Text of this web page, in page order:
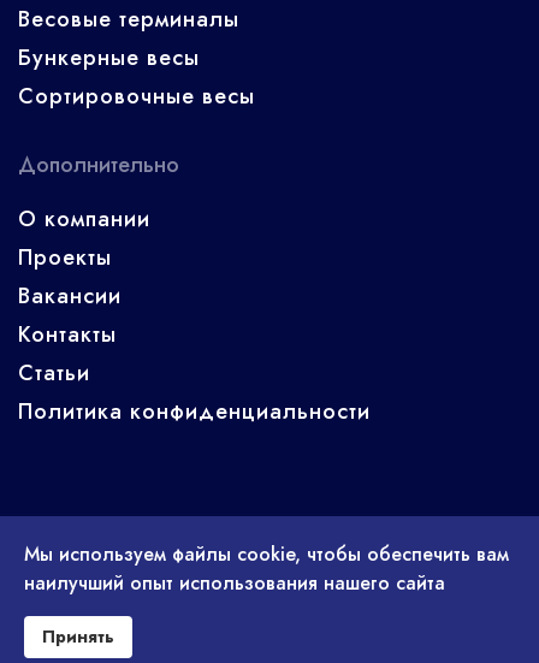
Весовые терминалы
Бункерные весы
Сортировочные весы
Дополнительно
О компании
Проекты
Вакансии
Контакты
Статьи
Политика конфиденциальности
© 2025 ООО "Ватек". ИНН 7751510907 КПП 770501001
Сайт не является публичной офертой и носит информационный
характер. Все материалы данного сайта являются объектами
авторского права (в том числе дизайн). Запрещается копирование,
Мы используем файлы cookie, чтобы обеспечить вам
наилучший опыт использования нашего сайта
Принять